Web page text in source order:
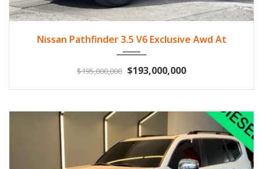
Nissan Pathfinder 3.5 V6 Exclusive Awd At
$195,000,000 $193,000,000